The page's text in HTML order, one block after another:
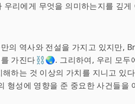
리에게 무엇을 의미하는지를 깊게
의 역사와 전설을 가지고 있지만,
가진다⛓️🌏. 그리하여, 우리 모두
하는 것 이상의 가치를 지니고 있
형성에 영향을 준 중요한 사건들을